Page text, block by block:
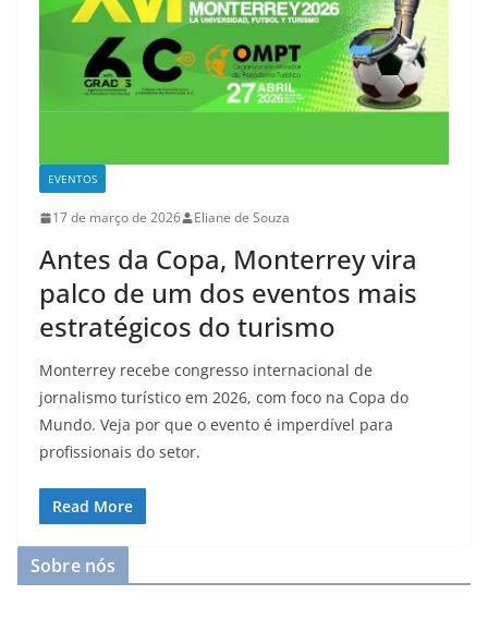
EVENTOS
17 de março de 2026 Eliane de Souza
Antes da Copa, Monterrey vira
palco de um dos eventos mais
estratégicos do turismo
Monterrey recebe congresso internacional de
jornalismo turístico em 2026, com foco na Copa do
Mundo. Veja por que o evento é imperdível para
profissionais do setor.
Read More
Sobre nós